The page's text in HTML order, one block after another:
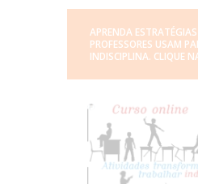
APRENDA
PROFESSORES USAM
INDISCIPLINA. CLIQUE